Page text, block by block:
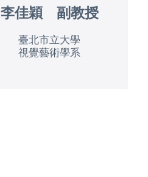
李佳穎 副教授
臺北市立大學
視覺藝術學系